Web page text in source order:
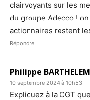
clairvoyants sur les
du groupe Adecco !
actionnaires restent
Répondre
Philippe
10 septembre 2024 à 10h53
Expliquez à la CGT